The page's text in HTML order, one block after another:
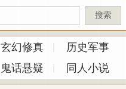
搜索
玄幻修真
历史军事
鬼话悬疑 同人小说